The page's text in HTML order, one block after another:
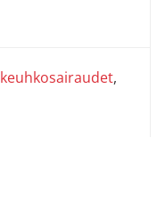
,